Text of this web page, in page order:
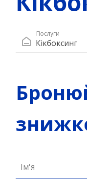
Послуги
Кікбоксинг
Ім'я